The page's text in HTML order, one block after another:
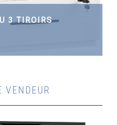
3 TIROIRS
VENDEUR